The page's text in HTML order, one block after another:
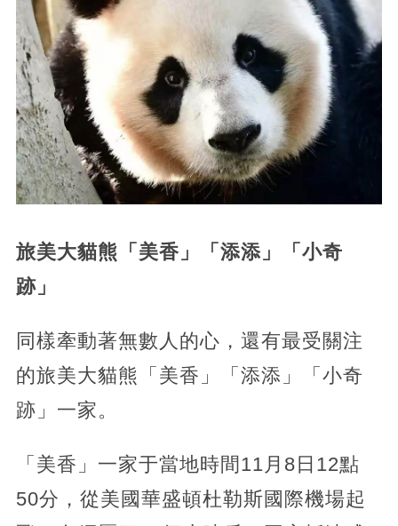
旅美大貓熊「美香」「添添」「小奇
跡」
同樣牽動著無數人的心，還有最受關注
的旅美大貓熊「美香」「添添」「小奇
跡」一家。
「美香」一家于當地時間11月8日12點
50分，從美國華盛頓杜勒斯國際機場起